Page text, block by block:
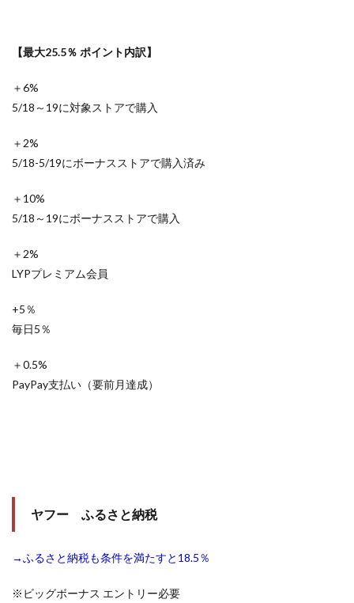
【最大25.5％ ポイント内訳】
＋6%
5/18～19に対象ストアで購入
＋2%
5/18-5/19にボーナスストアで購入済み
＋10%
5/18～19にボーナスストアで購入
＋2%
LYPプレミアム会員
+5％
毎日5％
＋0.5%
PayPay支払い（要前月達成）
ヤフー ふるさと納税
→ふるさと納税も条件を満たすと18.5％
※ビッグボーナス エントリー必要